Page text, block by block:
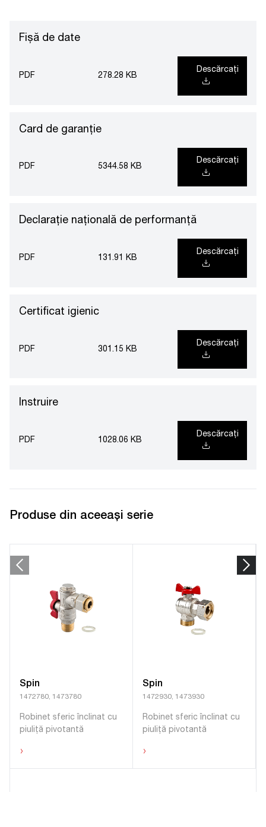
Fișă de date
PDF 278.28 KB
Descărcați
Card de garanție
PDF 5344.58 KB
Descărcați
Declarație națională de performanță
PDF 131.91 KB
Descărcați
Certificat igienic
PDF 301.15 KB
Descărcați
Instruire
PDF 1028.06 KB
Descărcați
Produse din aceeași serie
Spin
1472780, 1473780
Robinet sferic înclinat cu
piuliță pivotantă
›
Spin
1472930, 1473930
Robinet sferic înclinat cu
piuliță pivotantă
›